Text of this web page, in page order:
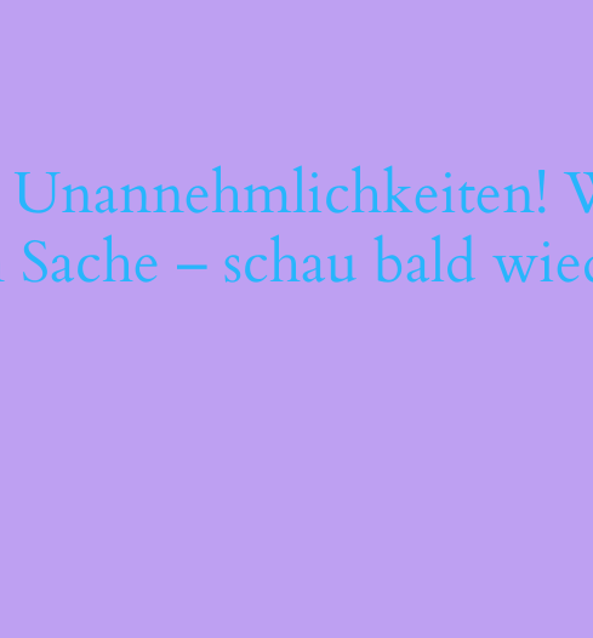
– schau bald